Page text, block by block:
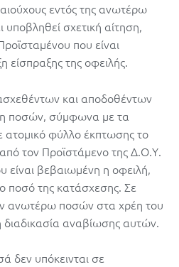
εντός της ανωτέρω
σχετική αίτηση,
που είναι
είσπραξης της οφειλής.
και αποδοθέντων
ποσών, σύμφωνα με τα
ατομικό φύλλο έκπτωσης το
από τον Προϊστάμενο της Δ.Ο.Υ.
είναι βεβαιωμένη η οφειλή,
ποσό της κατάσχεσης. Σε
ανωτέρω ποσών στα χρέη του
διαδικασία αναβίωσης αυτών.
δεν υπόκεινται σε